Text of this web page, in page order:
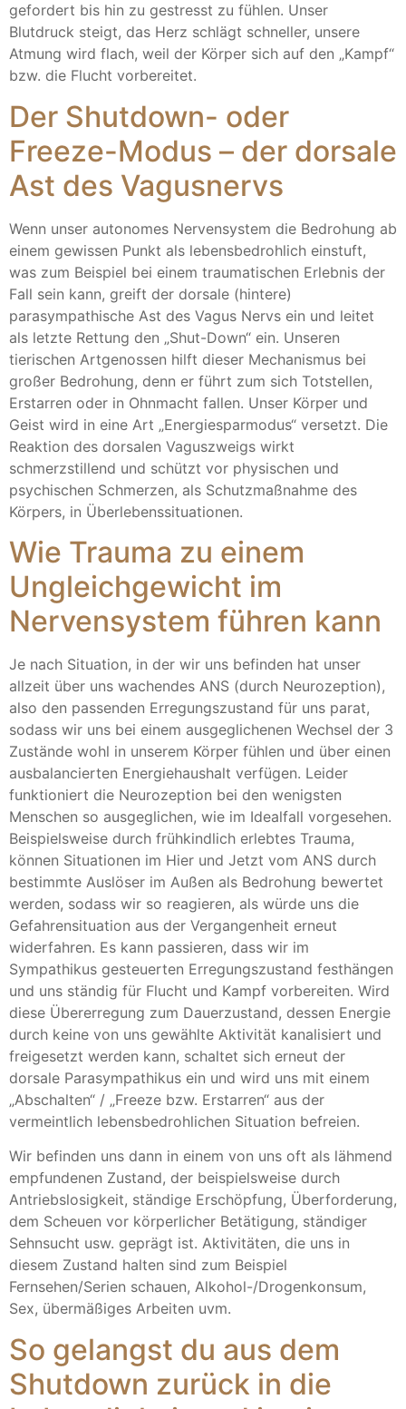
gefordert bis hin zu gestresst zu fühlen. Unser
Blutdruck steigt, das Herz schlägt schneller, unsere
Atmung wird flach, weil der Körper sich auf den „Kampf“
bzw. die Flucht vorbereitet.
Der Shutdown- oder
Freeze-Modus – der dorsale
Ast des Vagusnervs
Wenn unser autonomes Nervensystem die Bedrohung ab
einem gewissen Punkt als lebensbedrohlich einstuft,
was zum Beispiel bei einem traumatischen Erlebnis der
Fall sein kann, greift der dorsale (hintere)
parasympathische Ast des Vagus Nervs ein und leitet
als letzte Rettung den „Shut-Down“ ein. Unseren
tierischen Artgenossen hilft dieser Mechanismus bei
großer Bedrohung, denn er führt zum sich Totstellen,
Erstarren oder in Ohnmacht fallen. Unser Körper und
Geist wird in eine Art „Energiesparmodus“ versetzt. Die
Reaktion des dorsalen Vaguszweigs wirkt
schmerzstillend und schützt vor physischen und
psychischen Schmerzen, als Schutzmaßnahme des
Körpers, in Überlebenssituationen.
Wie Trauma zu einem
Ungleichgewicht im
Nervensystem führen kann
Je nach Situation, in der wir uns befinden hat unser
allzeit über uns wachendes ANS (durch Neurozeption),
also den passenden Erregungszustand für uns parat,
sodass wir uns bei einem ausgeglichenen Wechsel der 3
Zustände wohl in unserem Körper fühlen und über einen
ausbalancierten Energiehaushalt verfügen. Leider
funktioniert die Neurozeption bei den wenigsten
Menschen so ausgeglichen, wie im Idealfall vorgesehen.
Beispielsweise durch frühkindlich erlebtes Trauma,
können Situationen im Hier und Jetzt vom ANS durch
bestimmte Auslöser im Außen als Bedrohung bewertet
werden, sodass wir so reagieren, als würde uns die
Gefahrensituation aus der Vergangenheit erneut
widerfahren. Es kann passieren, dass wir im
Sympathikus gesteuerten Erregungszustand festhängen
und uns ständig für Flucht und Kampf vorbereiten. Wird
diese Übererregung zum Dauerzustand, dessen Energie
durch keine von uns gewählte Aktivität kanalisiert und
freigesetzt werden kann, schaltet sich erneut der
dorsale Parasympathikus ein und wird uns mit einem
„Abschalten“ / „Freeze bzw. Erstarren“ aus der
vermeintlich lebensbedrohlichen Situation befreien.
Wir befinden uns dann in einem von uns oft als lähmend
empfundenen Zustand, der beispielsweise durch
Antriebslosigkeit, ständige Erschöpfung, Überforderung,
dem Scheuen vor körperlicher Betätigung, ständiger
Sehnsucht usw. geprägt ist. Aktivitäten, die uns in
diesem Zustand halten sind zum Beispiel
Fernsehen/Serien schauen, Alkohol-/Drogenkonsum,
Sex, übermäßiges Arbeiten uvm.
So gelangst du aus dem
Shutdown zurück in die